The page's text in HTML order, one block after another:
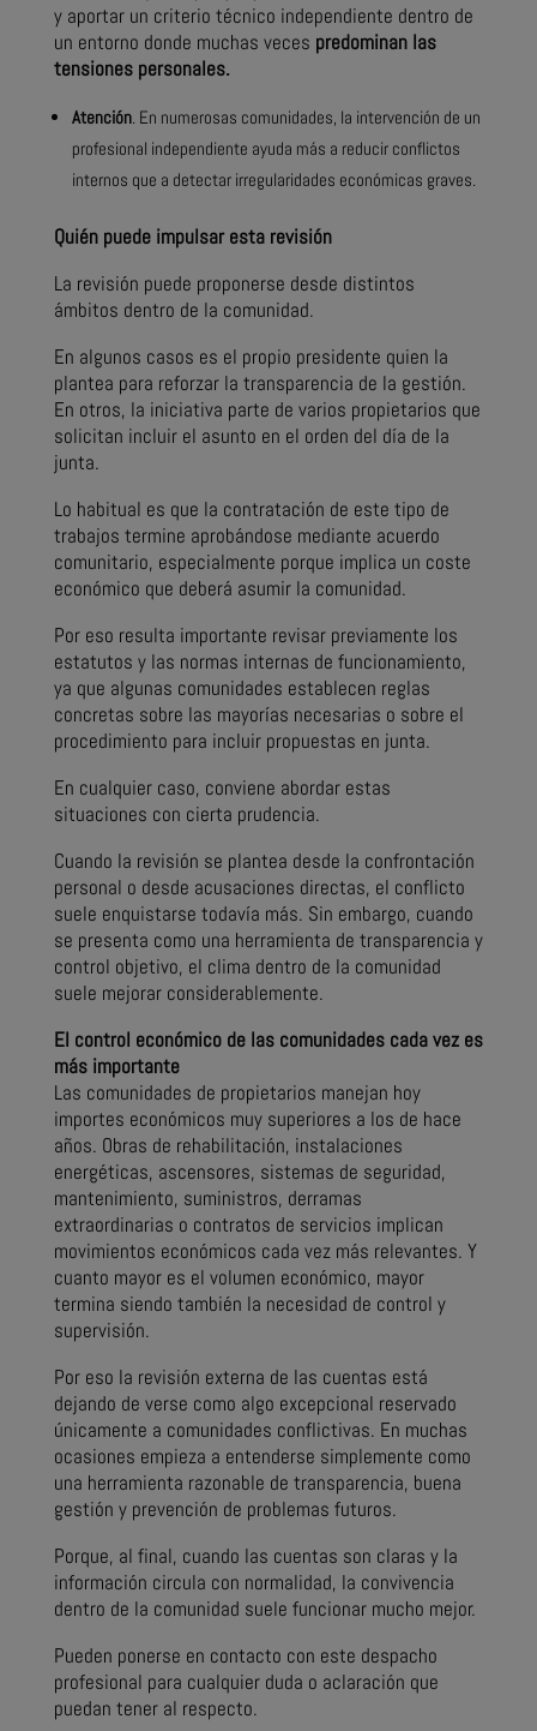
y aportar un criterio técnico independiente dentro de
un entorno donde muchas veces predominan las
tensiones personales.
Atención. En numerosas comunidades, la intervención de un
profesional independiente ayuda más a reducir conflictos
internos que a detectar irregularidades económicas graves.
Quién puede impulsar esta revisión
La revisión puede proponerse desde distintos
ámbitos dentro de la comunidad.
En algunos casos es el propio presidente quien la
plantea para reforzar la transparencia de la gestión.
En otros, la iniciativa parte de varios propietarios que
solicitan incluir el asunto en el orden del día de la
junta.
Lo habitual es que la contratación de este tipo de
trabajos termine aprobándose mediante acuerdo
comunitario, especialmente porque implica un coste
económico que deberá asumir la comunidad.
Por eso resulta importante revisar previamente los
estatutos y las normas internas de funcionamiento,
ya que algunas comunidades establecen reglas
concretas sobre las mayorías necesarias o sobre el
procedimiento para incluir propuestas en junta.
En cualquier caso, conviene abordar estas
situaciones con cierta prudencia.
Cuando la revisión se plantea desde la confrontación
personal o desde acusaciones directas, el conflicto
suele enquistarse todavía más. Sin embargo, cuando
se presenta como una herramienta de transparencia y
control objetivo, el clima dentro de la comunidad
suele mejorar considerablemente.
El control económico de las comunidades cada vez es
más importante
Las comunidades de propietarios manejan hoy
importes económicos muy superiores a los de hace
años. Obras de rehabilitación, instalaciones
energéticas, ascensores, sistemas de seguridad,
mantenimiento, suministros, derramas
extraordinarias o contratos de servicios implican
movimientos económicos cada vez más relevantes. Y
cuanto mayor es el volumen económico, mayor
termina siendo también la necesidad de control y
supervisión.
Por eso la revisión externa de las cuentas está
dejando de verse como algo excepcional reservado
únicamente a comunidades conflictivas. En muchas
ocasiones empieza a entenderse simplemente como
una herramienta razonable de transparencia, buena
gestión y prevención de problemas futuros.
Porque, al final, cuando las cuentas son claras y la
información circula con normalidad, la convivencia
dentro de la comunidad suele funcionar mucho mejor.
Pueden ponerse en contacto con este despacho
profesional para cualquier duda o aclaración que
puedan tener al respecto.